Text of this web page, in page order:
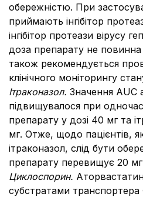
обережністю. При
приймають інгібітор
інгібітор протеази вірусу
доза препарату не
також рекомендується
клінічного моніторингу
Ітраконазол. Значення AUC
підвищувалося при
препарату у дозі 40 мг та
мг. Отже, щодо пацієнтів,
ітраконазол, слід бути
препарату перевищує 20
Циклоспорин.
субстратами транспортера